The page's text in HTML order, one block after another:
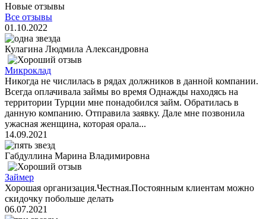
Новые отзывы
Все отзывы
01.10.2022
Кулагина Людмила Александровна
Микроклад
Никогда не числилась в рядах должников в данной компании.
Всегда оплачивала займы во время Однажды находясь на
территории Турции мне понадобился займ. Обратилась в
данную компанию. Отправила заявку. Дале мне позвонила
ужасная женщина, которая орала...
14.09.2021
Габдуллина Марина Владимировна
Займер
Хорошая организация.Честная.Постоянным клиентам можно
скидочку побольше делать
06.07.2021